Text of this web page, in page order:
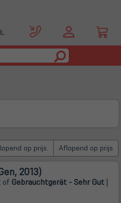
op prijs. Aflopend op prijs
2013)
of Gebrauchtgerät - Sehr Gut|